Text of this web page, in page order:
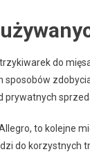
do
sposobów
to kolejne
do korzystnych